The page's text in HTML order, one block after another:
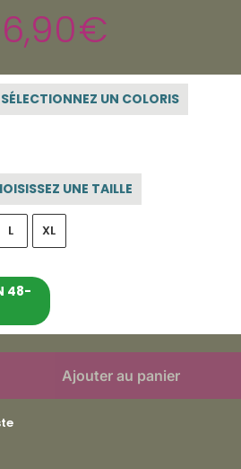
€
SÉLECTIONNEZ UN COLORIS
UNE TAILLE
L XL
48-
Ajouter au panier